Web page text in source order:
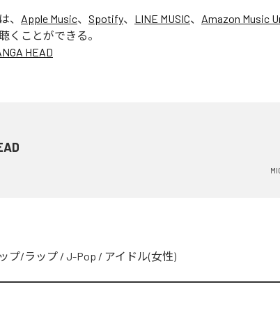
、 Apple Music、 Spotify、 LINE MUSIC、 Amazon Music
くことができる。
HEAD
プ/ラップ / J-Pop / アイドル(女性)